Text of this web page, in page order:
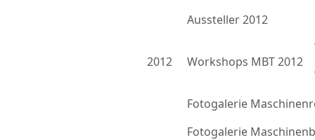
2012
Aussteller 2012
Workshops MBT 2012
Fotogalerie
Fotogalerie